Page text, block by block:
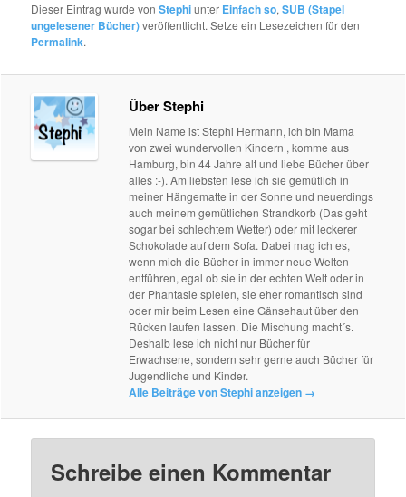
Dieser Eintrag wurde vonStephiunter Einfach so,SUB (Stapel
ungelesener Bücher)veröffentlicht. Setze ein Lesezeichen für den
Permalink.
Über Stephi
Mein Name ist Stephi Hermann, ich bin Mama
von zwei wundervollen Kindern , komme aus
Hamburg, bin 44 Jahre alt und liebe Bücher über
alles :-). Am liebsten lese ich sie gemütlich in
meiner Hängematte in der Sonne und neuerdings
auch meinem gemütlichen Strandkorb (Das geht
sogar bei schlechtem Wetter) oder mit leckerer
Schokolade auf dem Sofa. Dabei mag ich es,
wenn mich die Bücher in immer neue Welten
entführen, egal ob sie in der echten Welt oder in
der Phantasie spielen, sie eher romantisch sind
oder mir beim Lesen eine Gänsehaut über den
Rücken laufen lassen. Die Mischung macht´s.
Deshalb lese ich nicht nur Bücher für
Erwachsene, sondern sehr gerne auch Bücher für
Jugendliche und Kinder.
Alle Beiträge von Stephi anzeigen →
Schreibe einen Kommentar